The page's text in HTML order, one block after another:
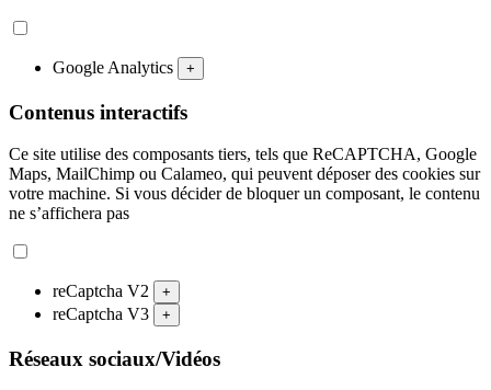
Google Analytics +
Contenus interactifs
Ce site utilise des composants tiers, tels que ReCAPTCHA, Google
Maps, MailChimp ou Calameo, qui peuvent déposer des cookies sur
votre machine. Si vous décider de bloquer un composant, le contenu
ne s’affichera pas
reCaptcha V2 +
reCaptcha V3 +
Réseaux sociaux/Vidéos